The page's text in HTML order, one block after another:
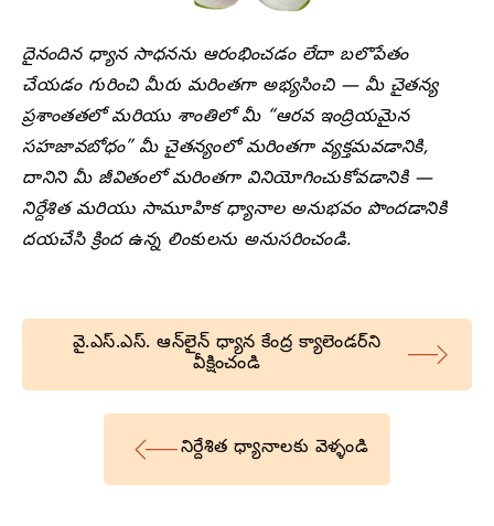
దైనందిన ధ్యాన సాధనను ఆరంభించడం లేదా బలొపేతం
చేయడం గురించి మీరు మరింతగా అభ్యసించి — మీ చైతన్య
ప్రశాంతతలో మరియు శాంతిలో మీ “ఆరవ ఇంద్రియమైన
సహజావబోధం” మీ చైతన్యంలో మరింతగా వ్యక్తమవడానికి,
దానిని మీ జీవితంలో మరింతగా వినియోగించుకోవడానికి —
నిర్దేశిత మరియు సామూహిక ధ్యానాల అనుభవం పొందడానికి
దయచేసి క్రింద ఉన్న లింకులను అనుసరించండి.
నిర్దేశిత ధ్యానాలకు వెళ్ళండి
వై.ఎస్.ఎస్. ఆన్‌లైన్ ధ్యాన కేంద్ర క్యాలెండర్‌ని
వీక్షించండి